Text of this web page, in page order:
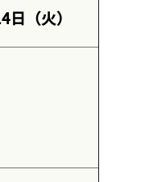
（火）